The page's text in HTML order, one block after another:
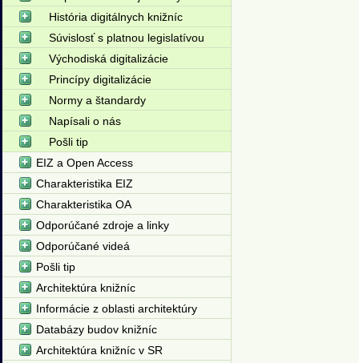
História digitálnych knižníc
Súvislosť s platnou legislatívou
Východiská digitalizácie
Princípy digitalizácie
Normy a štandardy
Napísali o nás
Pošli tip
EIZ a Open Access
Charakteristika EIZ
Charakteristika OA
Odporúčané zdroje a linky
Odporúčané videá
Pošli tip
Architektúra knižníc
Informácie z oblasti architektúry
Databázy budov knižníc
Architektúra knižníc v SR